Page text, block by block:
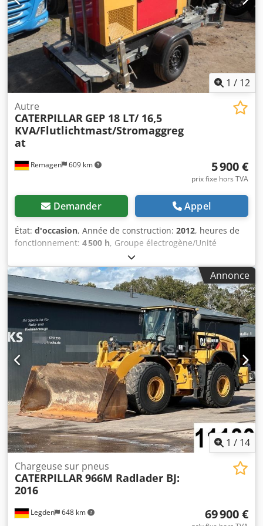
1 / 12
Remagen 609 km
Autre
CATERPILLAR GEP 18 LT/ 16,5
KVA/Flutlichtmast/Stromaggreg
at
5 900 €
prix fixe hors TVA
Demander Appel
État: d'occasion, Année de construction: 2012, heures de
fonctionnement: 4 500 h, Groupe électrogène/Unité
d’éclairage CAT Type : GEP 18 LT Générateur : 16,5 kVA
Carburant : diesel 4 cylindres Mât avec 6 projecteurs
Stabilisation à 4 points Vitesse max. 80 km/h (version à
grande vitesse) Châssis galvanisé à chaud Timon réglable
en hauteur Chedjwb Nhtepfx Aiisa Attelage à boule et
attelage à mâchoire etc...
Annonce
1 / 14
Legden 648 km
Chargeuse sur pneus
CATERPILLAR966M Radlader BJ:
2016
69 900 €